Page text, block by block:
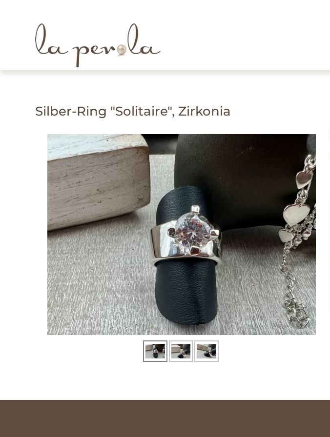
Skip to main content
Silber-Ring "Solitaire", Zirkonia